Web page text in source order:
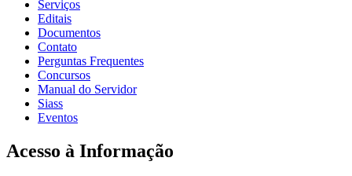
Serviços
Editais
Documentos
Contato
Perguntas Frequentes
Concursos
Manual do Servidor
Siass
Eventos
Acesso à Informação